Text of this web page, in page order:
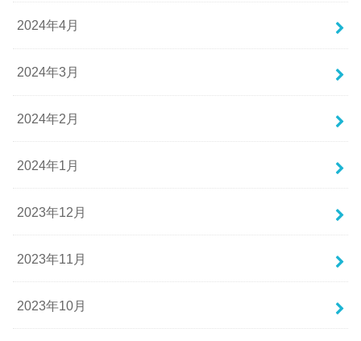
2024年4月
2024年3月
2024年2月
2024年1月
2023年12月
2023年11月
2023年10月